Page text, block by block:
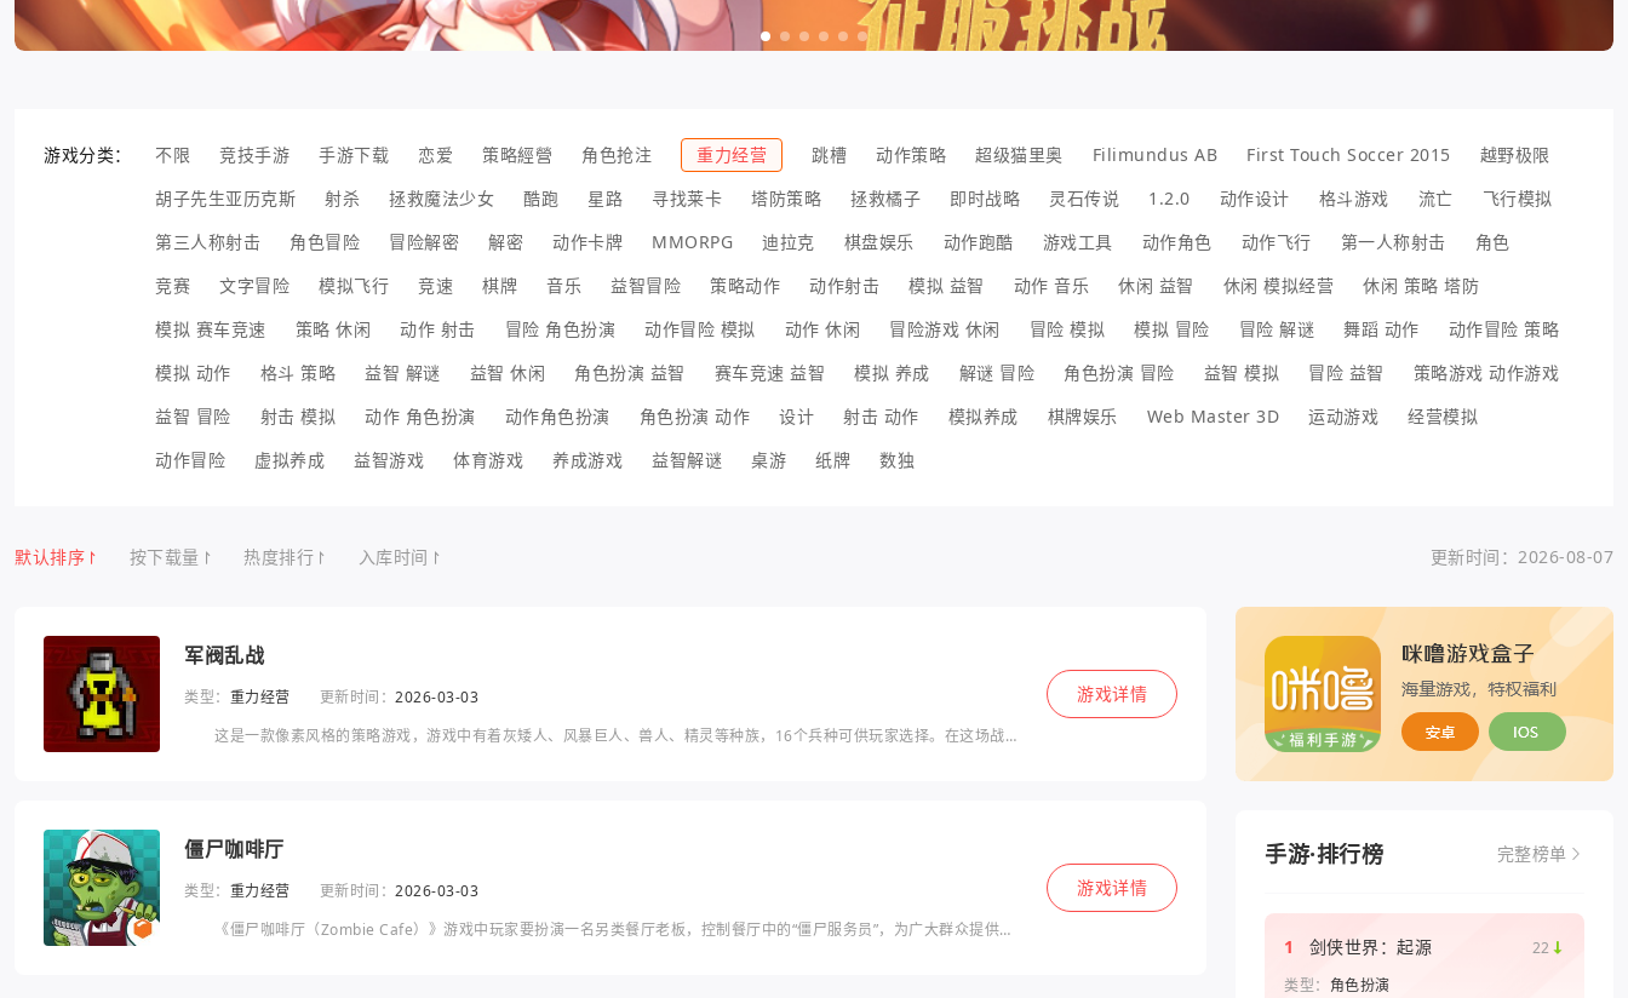
游戏分类： 不限 竞技手游 手游下载 恋爱 策略經營 角色抢注 重力经营 跳槽 动作策略 超级猫里奥 Filimundus AB First Touch Soccer 2015
越野极限
胡子先生亚历克斯
射杀 拯救魔法少女 酷跑 星路 寻找莱卡 塔防策略 拯救橘子 即时战略 灵石传说 1.2.0 动作设计 格斗游戏 流亡
飞行模拟
第三人称射击
角色冒险 冒险解密 解密 动作卡牌 MMORPG 迪拉克 棋盘娱乐 动作跑酷 游戏工具 动作角色 动作飞行 第一人称射击
角色
竞赛
文字冒险 模拟飞行 竞速 棋牌 音乐 益智冒险 策略动作 动作射击 模拟 益智 动作 音乐 休闲 益智 休闲 模拟经营
休闲 策略 塔防
模拟 赛车竞速
策略 休闲 动作 射击 冒险 角色扮演 动作冒险 模拟 动作 休闲 冒险游戏 休闲 冒险 模拟 模拟 冒险 冒险 解谜 舞蹈 动作
动作冒险 策略
模拟 动作
格斗 策略 益智 解谜 益智 休闲 角色扮演 益智 赛车竞速 益智 模拟 养成 解谜 冒险 角色扮演 冒险 益智 模拟 冒险 益智
策略游戏 动作游戏
益智 冒险
射击 模拟 动作 角色扮演 动作角色扮演 角色扮演 动作 设计 射击 动作 模拟养成 棋牌娱乐 Web Master 3D 运动游戏
经营模拟
动作冒险
虚拟养成 益智游戏 体育游戏 养成游戏 益智解谜 桌游 纸牌 数独
默认排序 按下载量 热度排行 入库时间 更新时间：2026-08-07
军阀乱战
类型： 重力经营 更新时间： 2026-03-03
这是一款像素风格的策略游戏，游戏中有着灰矮人、风暴巨人、兽人、精灵等种族，16个兵种可供玩家选择。在这场战
游戏详情
僵尸咖啡厅
类型： 重力经营 更新时间： 2026-03-03
《僵尸咖啡厅（Zombie Cafe）》游戏中玩家要扮演一名另类餐厅老板，控制餐厅中的“僵尸服务员”，为广大群众提供完
游戏详情
手游·排行榜 完整榜单
1 剑侠世界：起源
22
类型： 角色扮演